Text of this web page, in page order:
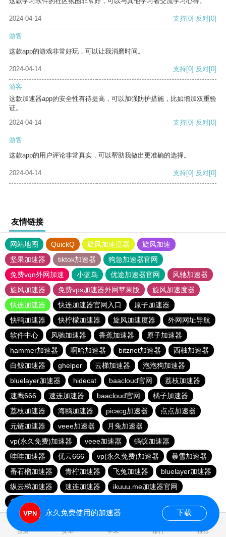
2024-04-14 支持[0] 反对[0]
游客
这款app的游戏非常好玩，可以让我消磨时间。
2024-04-14 支持[0] 反对[0]
游客
这款加速器app的安全性有待提高，可以加强防护措施，比如增加双重验
证。
2024-04-14
支持[0] 反对[0]
游客
这款app的用户评论非常真实，可以帮助我做出更准确的选择。
2024-04-14 支持[0] 反对[0]
友情链接
网站地图 QuickQ 旋风加速度器
旋风加速
坚果加速器
tiktok加速器
狗急加速器官网
免费vqn外网加速
小蓝鸟 优途加速器官网
风驰加速器
旋风加速器
免费vps加速器外网苹果版
旋风加速度器
快连加速器
快连加速器官网入口
原子加速器
快鸭加速器
快柠檬加速器 旋风加速度器
外网网址导航
软件中心
风驰加速器 香蕉加速器
原子加速器
hammer加速器
啊哈加速器 bitznet加速器
西柚加速器
白鲸加速器
ghelper 云梯加速器
泡泡狗加速器
bluelayer加速器
hidecat baacloud官网
荔枝加速器
速鹰666
速连加速器 baacloud官网
橘子加速器
荔枝加速器
海鸥加速器 picacg加速器
点点加速器
元链加速器
veee加速器
月兔加速器
vp(永久免费)加速器
veee加速器
蚂蚁加速器
哇哇加速器
优云666 vp(永久免费)加速器
暴雪加速器
番石榴加速器
青柠加速器 飞兔加速器
bluelayer加速器
纵云梯加速器
速连加速器
ikuuu.me加速器官网
盘古加速器
首页 安卓 苹果 排行 推荐
永久免费使用的加速器 下载
0.056782s